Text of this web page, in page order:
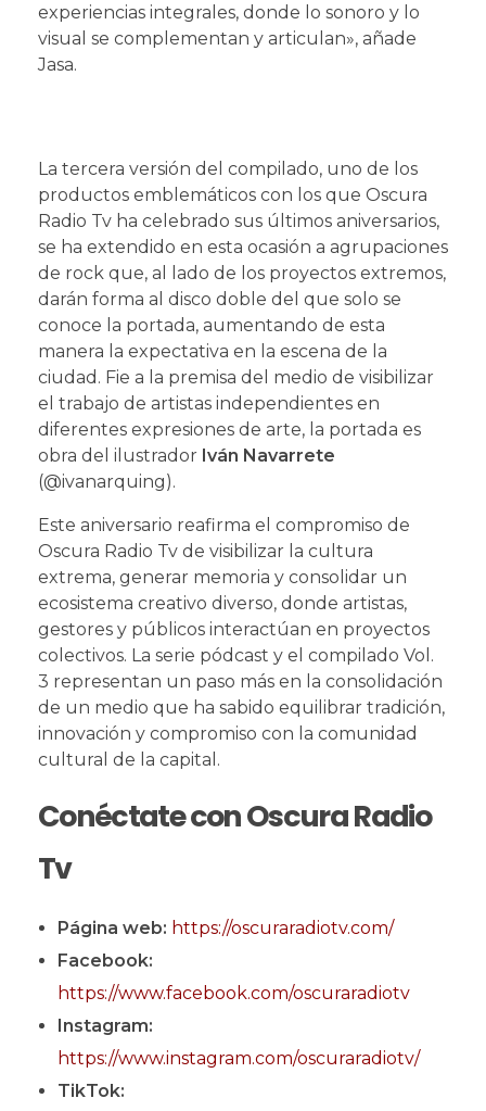
experiencias integrales, donde lo sonoro y lo
visual se complementan y articulan», añade
Jasa.
La tercera versión del compilado, uno de los
productos emblemáticos con los que Oscura
Radio Tv ha celebrado sus últimos aniversarios,
se ha extendido en esta ocasión a agrupaciones
de rock que, al lado de los proyectos extremos,
darán forma al disco doble del que solo se
conoce la portada, aumentando de esta
manera la expectativa en la escena de la
ciudad. Fie a la premisa del medio de visibilizar
el trabajo de artistas independientes en
diferentes expresiones de arte, la portada es
obra del ilustrador Iván Navarrete
(@ivanarquing).
Este aniversario reafirma el compromiso de
Oscura Radio Tv de visibilizar la cultura
extrema, generar memoria y consolidar un
ecosistema creativo diverso, donde artistas,
gestores y públicos interactúan en proyectos
colectivos. La serie pódcast y el compilado Vol.
3 representan un paso más en la consolidación
de un medio que ha sabido equilibrar tradición,
innovación y compromiso con la comunidad
cultural de la capital.
Conéctate con Oscura Radio
Tv
Página web: https://oscuraradiotv.com/
Facebook:
https://www.facebook.com/oscuraradiotv
Instagram:
https://www.instagram.com/oscuraradiotv/
TikTok: